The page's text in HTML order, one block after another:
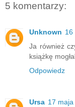
5 komentarzy:
Unknown 16
Ja również
książkę
Odpowiedz
Ursa 17